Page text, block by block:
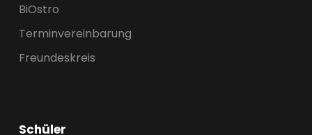
BiOstro
Terminvereinbarung
Freundeskreis
Schüler